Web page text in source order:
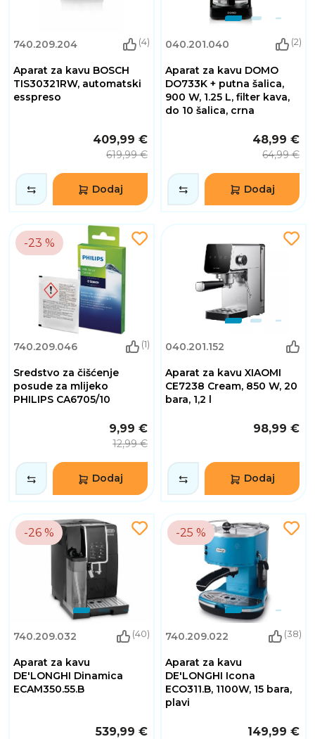
740.209.204 (4)
Aparat za kavu BOSCH
TIS30321RW, automatski
esspreso
409,99 €
619,99 €
Dodaj
040.201.040 (2)
Aparat za kavu DOMO
DO733K + putna šalica,
900 W, 1.25 L, filter kava,
do 10 šalica, crna
48,99 €
64,99 €
Dodaj
-23 %
740.209.046 (1)
Sredstvo za čišćenje
posude za mlijeko
PHILIPS CA6705/10
9,99 €
12,99 €
Dodaj
040.201.152
Aparat za kavu XIAOMI
CE7238 Cream, 850 W, 20
bara, 1,2 l
98,99 €
Dodaj
-26 %
740.209.032 (40)
Aparat za kavu
DE'LONGHI Dinamica
ECAM350.55.B
539,99 €
-25 %
740.209.022 (38)
Aparat za kavu
DE'LONGHI Icona
ECO311.B, 1100W, 15 bara,
plavi
149,99 €